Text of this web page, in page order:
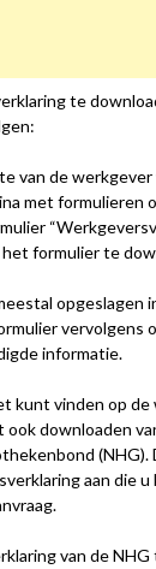
te
van de
met formulieren
het formulier te
opgeslagen
vervolgens
informatie.
kunt vinden op de
downloaden
(NHG).
aan die
van de